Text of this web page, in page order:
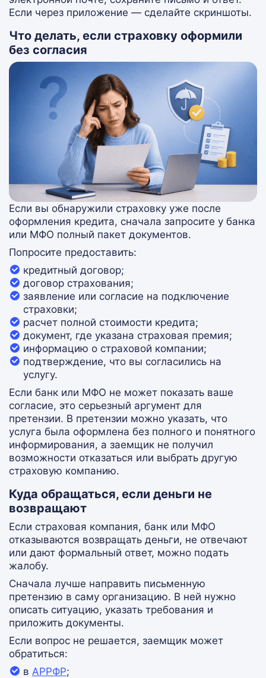
Если через приложение — сделайте скриншоты.
Что делать, если страховку оформили
без согласия
Если вы обнаружили страховку уже после
оформления кредита, сначала запросите у банка
или МФО полный пакет документов.
Попросите предоставить:
кредитный договор;
договор страхования;
заявление или согласие на подключение
страховки;
расчет полной стоимости кредита;
документ, где указана страховая премия;
информацию о страховой компании;
подтверждение, что вы согласились на
услугу.
Если банк или МФО не может показать ваше
согласие, это серьезный аргумент для
претензии. В претензии можно указать, что
услуга была оформлена без полного и понятного
информирования, а заемщик не получил
возможности отказаться или выбрать другую
страховую компанию.
Куда обращаться, если деньги не
возвращают
Если страховая компания, банк или МФО
отказываются возвращать деньги, не отвечают
или дают формальный ответ, можно подать
жалобу.
Сначала лучше направить письменную
претензию в саму организацию. В ней нужно
описать ситуацию, указать требования и
приложить документы.
Если вопрос не решается, заемщик может
обратиться:
в АРРФР;